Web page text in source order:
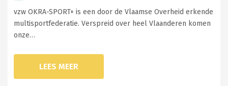
vzw OKRA-SPORT+ is een door de Vlaamse Overheid erkende
multisportfederatie. Verspreid over heel Vlaanderen komen
onze…
LEES MEER